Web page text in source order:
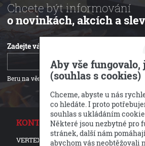
Chcete být informování
o novinkách, akcích a
Zadejte váš e-mail:
Beru na vědomízpracování osobních údajů.
KONTAKTUJTE NÁS
VERTEX CZ, s.r.o.
Aby vše fungovalo,
(souhlas s cookies)
Chceme, abyste u nás
co hledáte. I proto
souhlas s ukládáním
Některé jsou nezbytné pro
stránek, další nám
abychom vás neobtěžovali